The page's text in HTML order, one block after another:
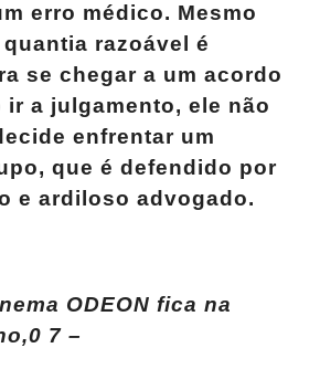
erro médico. Mesmo
razoável é
se chegar a um acordo
ir a julgamento, ele não
enfrentar um
que é defendido por
e ardiloso advogado.
ODEON fica na
7 –